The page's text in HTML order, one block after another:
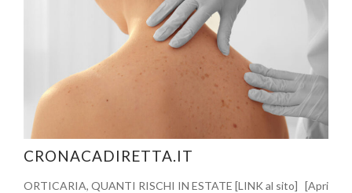
CRONACADIRETTA.IT
ORTICARIA, QUANTI RISCHI IN ESTATE [LINK al sito] [Apri